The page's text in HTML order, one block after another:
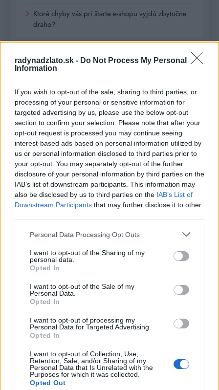
radynadzlato.sk - Do Not Process My Personal
Information
If you wish to opt-out of the sale, sharing to third parties, or
processing of your personal or sensitive information for
targeted advertising by us, please use the below opt-out
section to confirm your selection. Please note that after your
opt-out request is processed you may continue seeing
interest-based ads based on personal information utilized by
us or personal information disclosed to third parties prior to
your opt-out. You may separately opt-out of the further
disclosure of your personal information by third parties on the
IAB’s list of downstream participants. This information may
also be disclosed by us to third parties on the IAB’s List of
Downstream Participants that may further disclose it to other
Personal Data Processing Opt Outs
I want to opt-out of the Sharing of my
personal data.
Opted In
I want to opt-out of the Sale of my
Personal Data.
Opted In
I want to opt-out of processing my
Personal Data for Targeted Advertising.
Opted In
I want to opt-out of Collection, Use,
Retention, Sale, and/or Sharing of my
Personal Data that Is Unrelated with the
Purposes for which it was collected.
Opted Out
Ktoré chyby vás pri štarte e-shopu vyjdú zbytočne
draho?
Recent Comments
Archives
júl 2026
február 2026
január 2026
november 2025
január 2025
november 2024
október 2024
september 2024
júl 2024
jún 2024
apríl 2024